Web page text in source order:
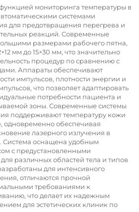
мониторинга температуры в
системами
для предотвращения перегрева и
реакций. Современные
размерами рабочего пятна,
мм до 15×30 мм, что значительно
процедур по сравнению с
Аппараты обеспечивают
импульсов, плотности энергии и
что позволяет адаптировать
потребности пациента и
зоны. Современные системы
поддерживают температуру кожи
одновременно обеспечивая
лазерного излучения в
Система оснащена удобным
с предустановленными
различных областей тела и типов
для интенсивного
отличаются прочной
требованиями к
что делает их надежным
для эстетических клиник по